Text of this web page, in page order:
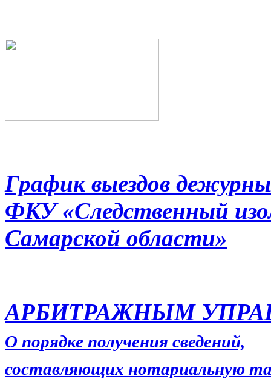
График выездов
ФКУ «Следственный
Самарской области»
АРБИТРАЖНЫМ
О порядке получения сведений,
составляющих нотариальную